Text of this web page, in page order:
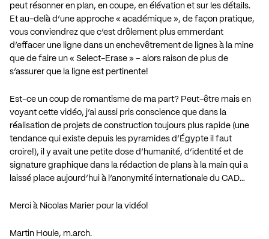
peut résonner en plan, en coupe, en élévation et sur les détails.
Et au-delà d’une approche « académique », de façon pratique,
vous conviendrez que c’est drôlement plus emmerdant
d’effacer une ligne dans un enchevêtrement de lignes à la mine
que de faire un « Select-Erase » – alors raison de plus de
s’assurer que la ligne est pertinente!
Est-ce un coup de romantisme de ma part? Peut-être mais en
voyant cette vidéo, j’ai aussi pris conscience que dans la
réalisation de projets de construction toujours plus rapide (une
tendance qui existe depuis les pyramides d’Égypte il faut
croire!), il y avait une petite dose d’humanité, d’identité et de
signature graphique dans la rédaction de plans à la main qui a
laissé place aujourd’hui à l’anonymité internationale du CAD…
Merci à Nicolas Marier pour la vidéo!
Martin Houle, m.arch.